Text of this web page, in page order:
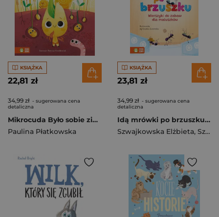
KSIĄŻKA
22,81 zł
34,99 zł - sugerowana cena
detaliczna
Mikrocuda Było sobie ziarenko
Paulina Płatkowska
KSIĄŻKA
23,81 zł
34,99 zł - sugerowana cena
detaliczna
Idą mrówki po brzuszku Wierszyki do zabaw dla maluszków
Szwajkowska Elżbieta, Szwajkowski Witold